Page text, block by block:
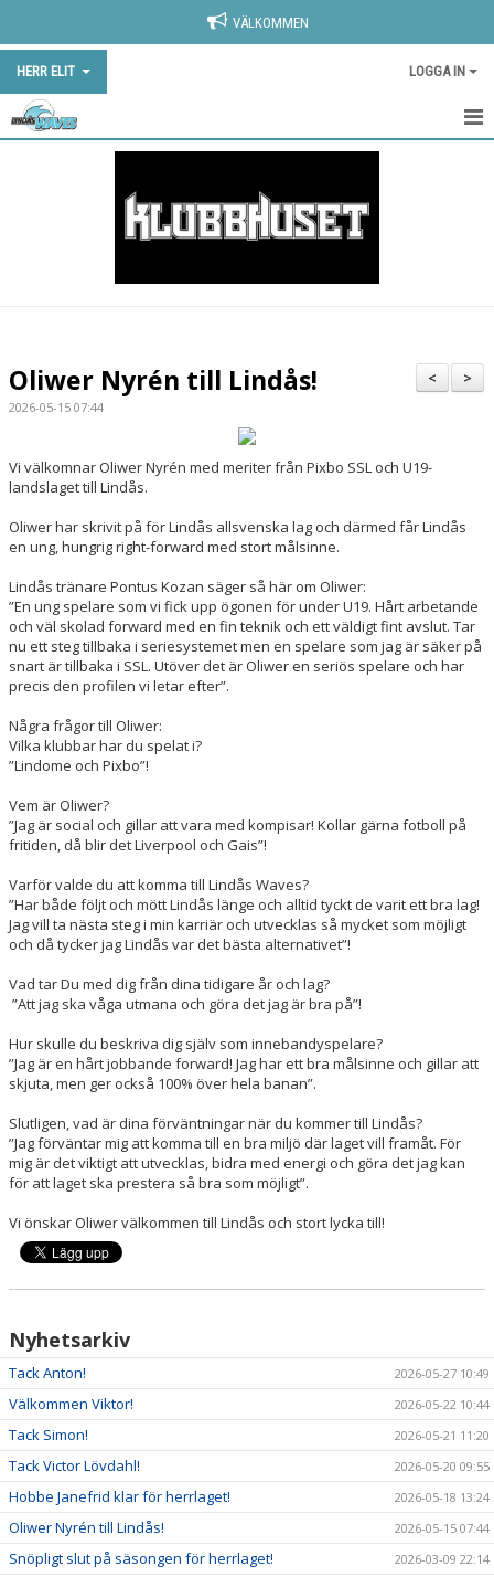
VÄLKOMMEN
HERR ELIT LOGGA IN
BILDGALLERI
KONTAKT
>
<
Oliwer Nyrén till Lindås!
2026-05-15 07:44
Vi välkomnar Oliwer Nyrén med meriter från Pixbo SSL och U19-
landslaget till Lindås.
Oliwer har skrivit på för Lindås allsvenska lag och därmed får Lindås
en ung, hungrig right-forward med stort målsinne.
Lindås tränare Pontus Kozan säger så här om Oliwer:
”En ung spelare som vi fick upp ögonen för under U19. Hårt arbetande
och väl skolad forward med en fin teknik och ett väldigt fint avslut. Tar
nu ett steg tillbaka i seriesystemet men en spelare som jag är säker på
snart är tillbaka i SSL. Utöver det är Oliwer en seriös spelare och har
precis den profilen vi letar efter”.
Några frågor till Oliwer:
Vilka klubbar har du spelat i?
”Lindome och Pixbo”!
Vem är Oliwer?
”Jag är social och gillar att vara med kompisar! Kollar gärna fotboll på
fritiden, då blir det Liverpool och Gais”!
Varför valde du att komma till Lindås Waves?
”Har både följt och mött Lindås länge och alltid tyckt de varit ett bra lag!
Jag vill ta nästa steg i min karriär och utvecklas så mycket som möjligt
och då tycker jag Lindås var det bästa alternativet”!
Vad tar Du med dig från dina tidigare år och lag?
”Att jag ska våga utmana och göra det jag är bra på”!
Hur skulle du beskriva dig själv som innebandyspelare?
”Jag är en hårt jobbande forward! Jag har ett bra målsinne och gillar att
skjuta, men ger också 100% över hela banan”.
Slutligen, vad är dina förväntningar när du kommer till Lindås?
”Jag förväntar mig att komma till en bra miljö där laget vill framåt. För
mig är det viktigt att utvecklas, bidra med energi och göra det jag kan
för att laget ska prestera så bra som möjligt”.
Vi önskar Oliwer välkommen till Lindås och stort lycka till!
Nyhetsarkiv
Tack Anton! 2026-05-27 10:49
Välkommen Viktor! 2026-05-22 10:44
Tack Simon! 2026-05-21 11:20
Tack Victor Lövdahl! 2026-05-20 09:55
Hobbe Janefrid klar för herrlaget! 2026-05-18 13:24
Oliwer Nyrén till Lindås! 2026-05-15 07:44
Snöpligt slut på säsongen för herrlaget! 2026-03-09 22:14